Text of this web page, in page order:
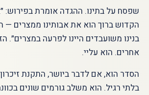
שפסח על בתינו. ההגדה אומרת בפירוש:
הקדוש ברוך הוא את אבותינו ממצרים —
בנינו משועבדים היינו לפרעה במצרים״.
אחרים. הוא עליי.
הסדר הוא, אם לדבר ביושר, התקנת
בלתי רגיל. הוא משלב גורמים שונים